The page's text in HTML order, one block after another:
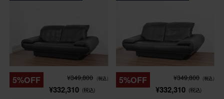
5%OFF ¥349,800 (税込)
¥332,310 (税込)
5%OFF ¥349,800 (税込)
¥332,310 (税込)